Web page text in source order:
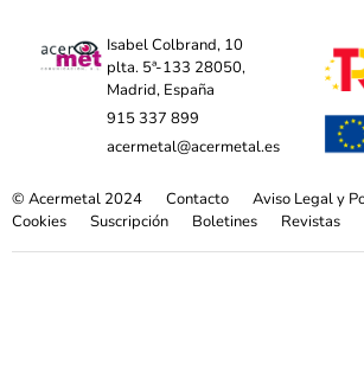
Isabel Colbrand, 10
plta. 5ª-133 28050,
Madrid, España
915 337 899
acermetal@acermetal.es
© Acermetal 2024 Contacto
Aviso Legal y
Cookies
Suscripción Boletines Revistas